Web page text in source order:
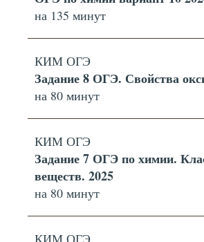
на 135 минут
КИМ ОГЭ
Задание 8 ОГЭ. Свойства
на 80 минут
КИМ ОГЭ
Задание 7 ОГЭ по химии.
веществ. 2025
на 80 минут
КИМ ОГЭ